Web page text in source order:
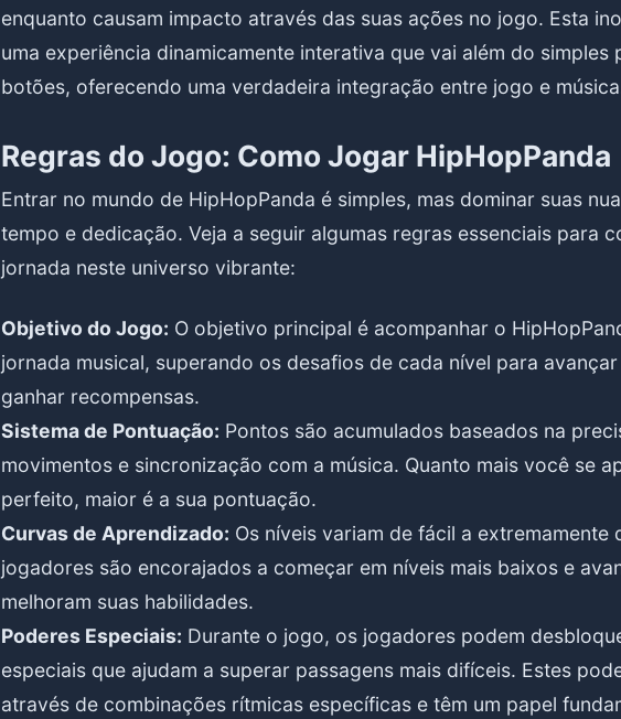
enquanto causam impacto através das suas ações no jogo. Esta
uma experiência dinamicamente interativa que vai além do simples
botões, oferecendo uma verdadeira integração entre jogo e
Regras do Jogo: Como Jogar HipHopPanda
Entrar no mundo de HipHopPanda é simples, mas dominar suas
tempo e dedicação. Veja a seguir algumas regras essenciais para
jornada neste universo vibrante:
Objetivo do Jogo: O objetivo principal é acompanhar o
jornada musical, superando os desafios de cada nível para
ganhar recompensas.
Sistema de Pontuação: Pontos são acumulados baseados na
movimentos e sincronização com a música. Quanto mais você se
perfeito, maior é a sua pontuação.
Curvas de Aprendizado: Os níveis variam de fácil a extremamente
jogadores são encorajados a começar em níveis mais baixos e
melhoram suas habilidades.
Poderes Especiais: Durante o jogo, os jogadores podem
especiais que ajudam a superar passagens mais difíceis. Estes
através de combinações rítmicas específicas e têm um papel